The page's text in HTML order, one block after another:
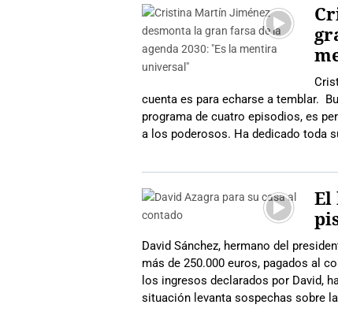
cuenta es para echarse a temblar.
programa de cuatro episodios, es
a los poderosos. Ha dedicado toda
El
David Sánchez, hermano del
más de 250.000 euros, pagados al
los ingresos declarados por David,
situación levanta sospechas sobre